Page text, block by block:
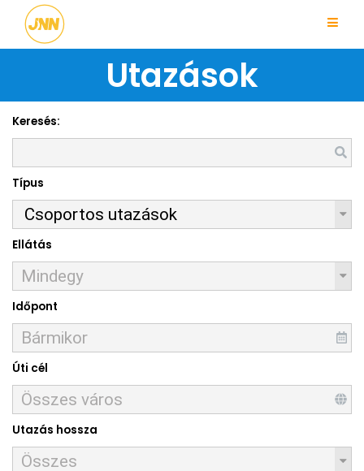
Utazások
Keresés:
Típus
Ellátás
Időpont
Úti cél
Utazás hossza